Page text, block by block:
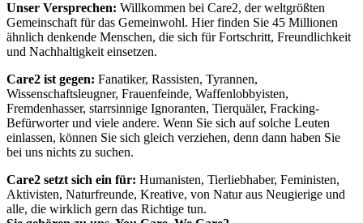
Unser Versprechen: Willkommen bei Care2, der weltgrößten
Gemeinschaft für das Gemeinwohl. Hier finden Sie 45 Millionen
ähnlich denkende Menschen, die sich für Fortschritt, Freundlichkeit
und Nachhaltigkeit einsetzen.
Care2 ist gegen: Fanatiker, Rassisten, Tyrannen,
Wissenschaftsleugner, Frauenfeinde, Waffenlobbyisten,
Fremdenhasser, starrsinnige Ignoranten, Tierquäler, Fracking-
Befürworter und viele andere. Wenn Sie sich auf solche Leuten
einlassen, können Sie sich gleich verziehen, denn dann haben Sie
bei uns nichts zu suchen.
Care2 setzt sich ein für: Humanisten, Tierliebhaber, Feministen,
Aktivisten, Naturfreunde, Kreative, von Natur aus Neugierige und
alle, die wirklich gern das Richtige tun.